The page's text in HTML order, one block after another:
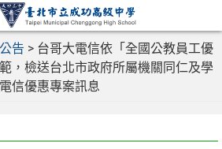
告 > 台哥大電信依「全國公教員工優
，檢送台北市政府所屬機關同仁及學
信優惠專案訊息